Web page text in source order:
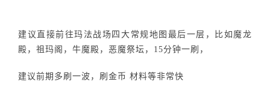
建议直接前往玛法战场四大常规地图最后一层，比如魔龙
殿，祖玛阁，牛魔殿，恶魔祭坛，15分钟一刷，
建议前期多刷一波，刷金币 材料等非常快